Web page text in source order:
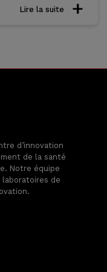
Lire la suite
d’innovation
de la santé
Notre équipe
de